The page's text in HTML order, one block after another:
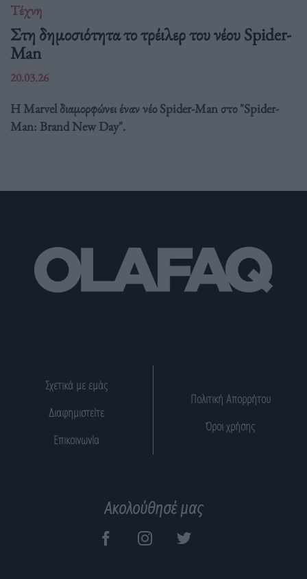
Τέχνη
Στη δημοσιότητα το τρέιλερ του νέου Spider-
Man
20.03.26
Η Marvel διαμορφώνει έναν νέο Spider-Man στο "Spider-
Man: Brand New Day".
Σχετικά με εμάς
Διαφημιστείτε
Επικοινωνία
Πολιτική Απορρήτου
Όροι χρήσης
Ακολούθησέ μας